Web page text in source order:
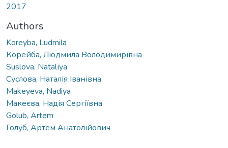
2017
Authors
Koreyba, Ludmila
Корейба, Людмила Володимирівна
Suslova, Natalіya
Cуслова, Наталія Іванівна
Makeyeva, Nadiya
Макеєва, Надія Сергіївна
Golub, Artem
Голуб, Артем Анатолійович